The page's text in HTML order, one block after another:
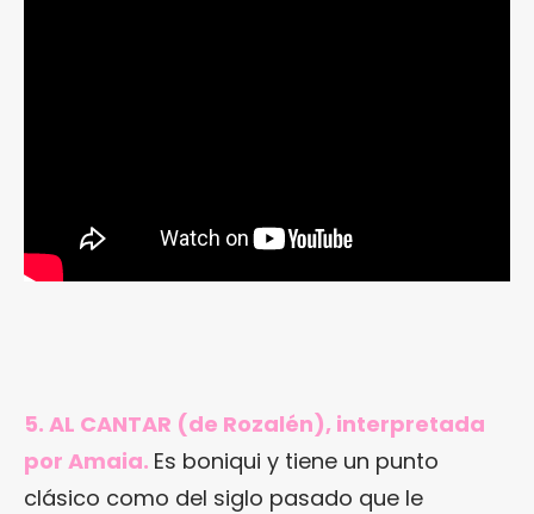
5. AL CANTAR (de Rozalén), interpretada
por Amaia. Es boniqui y tiene un punto
clásico como del siglo pasado que le